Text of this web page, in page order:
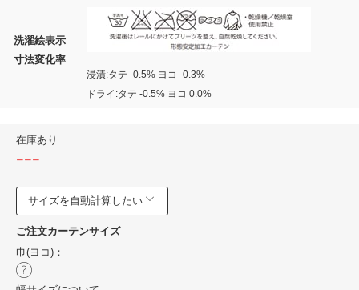
洗濯絵表示
寸法変化率
浸漬:タテ -0.5% ヨコ -0.3%
ドライ:タテ -0.5% ヨコ 0.0%
在庫あり
---
サイズを自動計算したい
ご注文カーテンサイズ
巾(ヨコ)：